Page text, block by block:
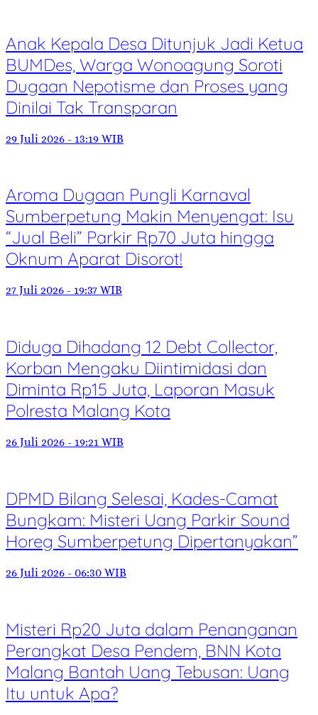
Anak Kepala Desa Ditunjuk Jadi Ketua
BUMDes, Warga Wonoagung Soroti
Dugaan Nepotisme dan Proses yang
Dinilai Tak Transparan
29 Juli 2026 - 13:19 WIB
Aroma Dugaan Pungli Karnaval
Sumberpetung Makin Menyengat: Isu
“Jual Beli” Parkir Rp70 Juta hingga
Oknum Aparat Disorot!
27 Juli 2026 - 19:37 WIB
Diduga Dihadang 12 Debt Collector,
Korban Mengaku Diintimidasi dan
Diminta Rp15 Juta, Laporan Masuk
Polresta Malang Kota
26 Juli 2026 - 19:21 WIB
DPMD Bilang Selesai, Kades-Camat
Bungkam: Misteri Uang Parkir Sound
Horeg Sumberpetung Dipertanyakan”
26 Juli 2026 - 06:30 WIB
Misteri Rp20 Juta dalam Penanganan
Perangkat Desa Pendem, BNN Kota
Malang Bantah Uang Tebusan: Uang
Itu untuk Apa?